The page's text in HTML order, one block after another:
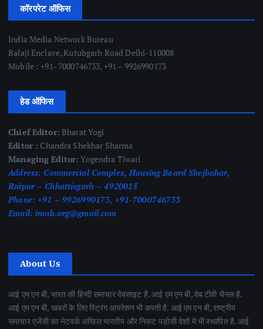
कॉरपरेट ऑफिस
India Media Network Bureau
Balaji Enclave, Kutubgarh Road Delhi-110008
Mobile : +91- 7000746733, +91 – 9926990173
हेड ऑफिस
Chief Editor: Bharat Yogi
Editor : Chandra Shekhar Sharma
Managing Editor: Yogendra Tiwari
Address: Commercial Complex, Housing Board Shejbahar,
Raipur – Chhattisgarh – 4920015
Phone: +91 – 9926990173, +91-7000746733
Email: imnb.org@gmail.com
About Us
आई एम एन बी, भारत की हिन्दी समाचार वेबसाइट है. आई एम एन बी, वेब टीवी चैनल है.
आई एम एन बी, खबरों के लिए स्ट्रिंग आपरेशन भी करती है. आई एम एन बी, राष्ट्रीय
समाचार एजेंसी का नेटवर्क अखिल भारतीय और निकट पड़ोसी देशों में भी स्थापित है. आई